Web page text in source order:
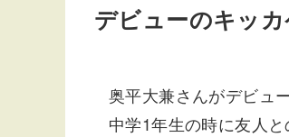
デビューのキッカ
奥平大兼さんがデビュ
中学1年生の時に友人